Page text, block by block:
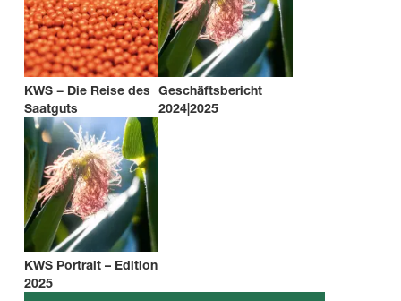
KWS − Die Reise des
Saatguts
Geschäftsbericht
2024|2025
KWS Portrait – Edition
2025